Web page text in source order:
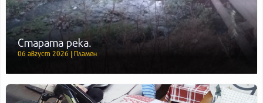
Старата река.
06 август 2026 | Пламен